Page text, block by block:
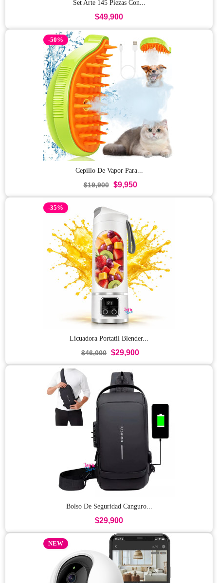
Set Arte 145 Piezas Con...
$49,900
-50%
Cepillo De Vapor Para...
$19,900 $9,950
-35%
Licuadora Portatil Blender...
$46,000 $29,900
Bolso De Seguridad Canguro...
$29,900
NEW